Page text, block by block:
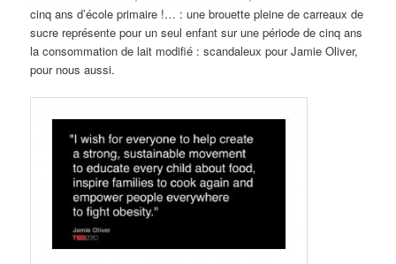
cinq ans d’école primaire !… : une brouette pleine de carreaux de
sucre représente pour un seul enfant sur une période de cinq ans
la consommation de lait modifié : scandaleux pour Jamie Oliver,
pour nous aussi.